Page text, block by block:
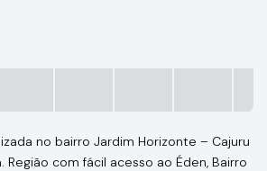
no bairro Jardim Horizonte – Cajuru
Região com fácil acesso ao Éden, Bairro